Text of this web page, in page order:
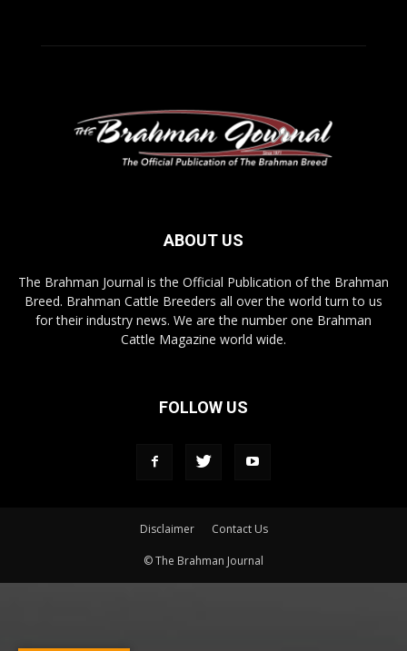
ABOUT US
The Brahman Journal is the Official Publication of the Brahman
Breed. Brahman Cattle Breeders all over the world turn to us
for their industry news. We are the number one Brahman
Cattle Magazine world wide.
FOLLOW US
Disclaimer Contact Us
© The Brahman Journal